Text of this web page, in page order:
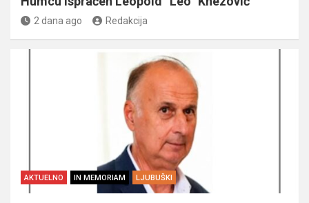
2 dana ago Redakcija
AKTUELNO IN MEMORIAM LJUBUŠKI